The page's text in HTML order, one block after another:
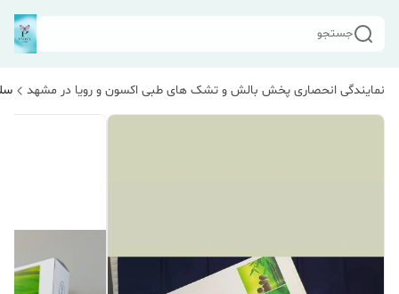
جستجو
نمایندگی انحصاری پخش بالش و تشک های طبی اکسون و رویا در مشهد